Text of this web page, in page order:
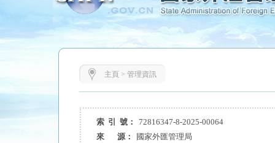
主頁 > 管理資訊
索 引 號：
72816347-8-2025-00064
來 源：
國家外匯管理局